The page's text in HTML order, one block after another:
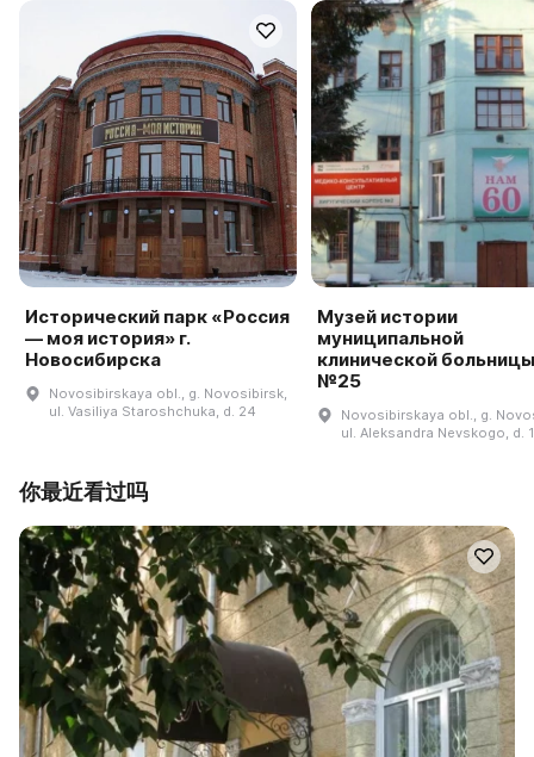
Исторический парк «Россия
— моя история» г.
Новосибирска
Novosibirskaya obl., g. Novosibirsk,
ul. Vasiliya Staroshchuka, d. 24
Музей истории
муниципальной
клинической больницы
№25
Novosibirskaya obl., g.
ul. Aleksandra Nevskogo, d.
你最近看过吗